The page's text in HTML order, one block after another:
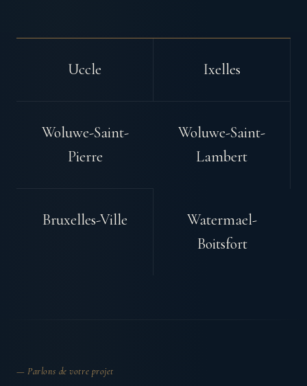
Uccle Ixelles
Woluwe-Saint-
Pierre
Woluwe-Saint-
Lambert
Bruxelles-Ville
Watermael-
Boitsfort
— Parlons de votre projet